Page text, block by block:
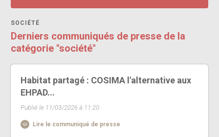
SOCIÉTÉ
Derniers communiqués de presse de la
catégorie "société"
Habitat partagé : COSIMA l'alternative aux
EHPAD...
Publié le 11/03/2026 à 11:20
Lire le communiqué de presse